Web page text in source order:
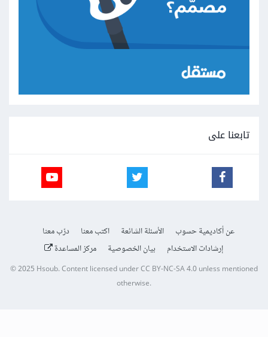
تابعنا على
عن أكاديمية حسوب الأسئلة الشائعة اكتب معنا
درّب معنا
إرشادات الاستخدام
بيان الخصوصية مركز المساعدة
© 2025 Hsoub.Content licensed underCC BY-NC-SA 4.0unless mentioned
otherwise.